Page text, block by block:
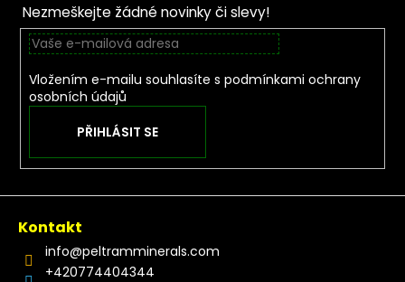
Nezmeškejte žádné novinky či slevy!
Vložením e-mailu souhlasíte s podmínkami ochrany
osobních údajů
PŘIHLÁSIT SE
Kontakt
info@peltramminerals.com
+420774404344